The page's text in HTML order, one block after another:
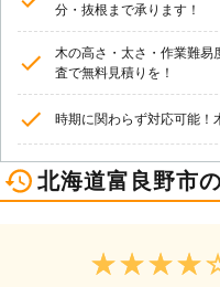
分・抜根まで承ります！
木の高さ・太さ・作業難易
査で無料見積りを！
時期に関わらず対応可能！
北海道富良野市